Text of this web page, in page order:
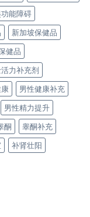
能障碍
新加坡保健品
健品
力补充剂
男性健康补充
男性精力提升
酮
睾酮补充
补肾壮阳